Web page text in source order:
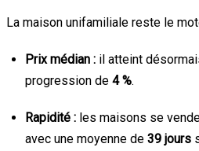
La maison unifamiliale reste le
Prix médian : il atteint
progression de 4 %.
Rapidité : les maisons se
avec une moyenne de 39 jours